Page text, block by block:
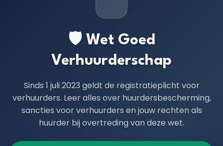
🛡️ Wet Goed
Verhuurderschap
Sinds 1 juli 2023 geldt de registratieplicht voor
verhuurders. Leer alles over huurdersbescherming,
sancties voor verhuurders en jouw rechten als
huurder bij overtreding van deze wet.